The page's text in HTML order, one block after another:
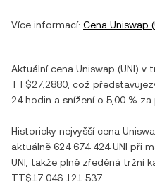
Více informací: Cena Uniswap (
Aktuální cena Uniswap (UNI) v
TT$27,2880 , což představuje
24 hodin a sníženío 5,00 % za
Historicky nejvyšší cena
aktuálně 624 674 424 UNI při
UNI , takže plně zředěná tržní
TT$17 046 121 537